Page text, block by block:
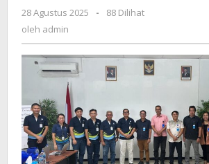
28 Agustus 2025
oleh
-
88 Dilihat
oleh admin